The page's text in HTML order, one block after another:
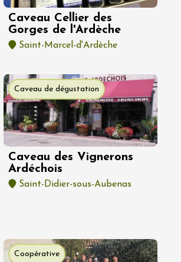
Caveau Cellier des
Gorges de l'Ardèche
Saint-Marcel-d'Ardèche
Caveau de dégustation
Caveau des Vignerons
Ardéchois
Saint-Didier-sous-Aubenas
Coopérative